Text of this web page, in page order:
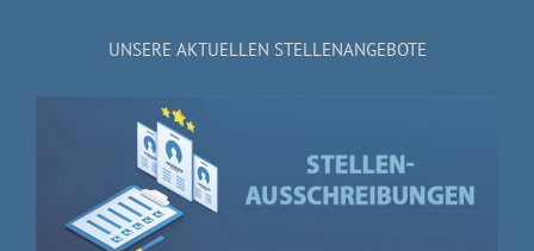
UNSERE AKTUELLEN STELLENANGEBOTE